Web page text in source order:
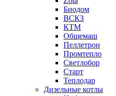
Биодом
ВСКЗ
КТМ
Общемаш
Пеллетрон
Промтепло
Светлобор
Старт
Теплодар
Дизельные котлы